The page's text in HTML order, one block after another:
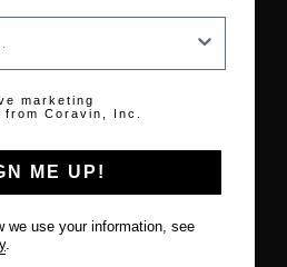
Guide
marketing
from Coravin, Inc.
ME UP!
we use your information, see
.